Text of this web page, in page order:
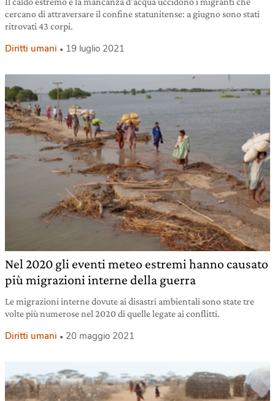
cercano di attraversare il confine statunitense: a giugno sono stati
ritrovati 43 corpi.
Diritti umani 19 luglio 2021
Nel 2020 gli eventi meteo estremi hanno causato
più migrazioni interne della guerra
Le migrazioni interne dovute ai disastri ambientali sono state tre
volte più numerose nel 2020 di quelle legate ai conflitti.
Diritti umani 20 maggio 2021